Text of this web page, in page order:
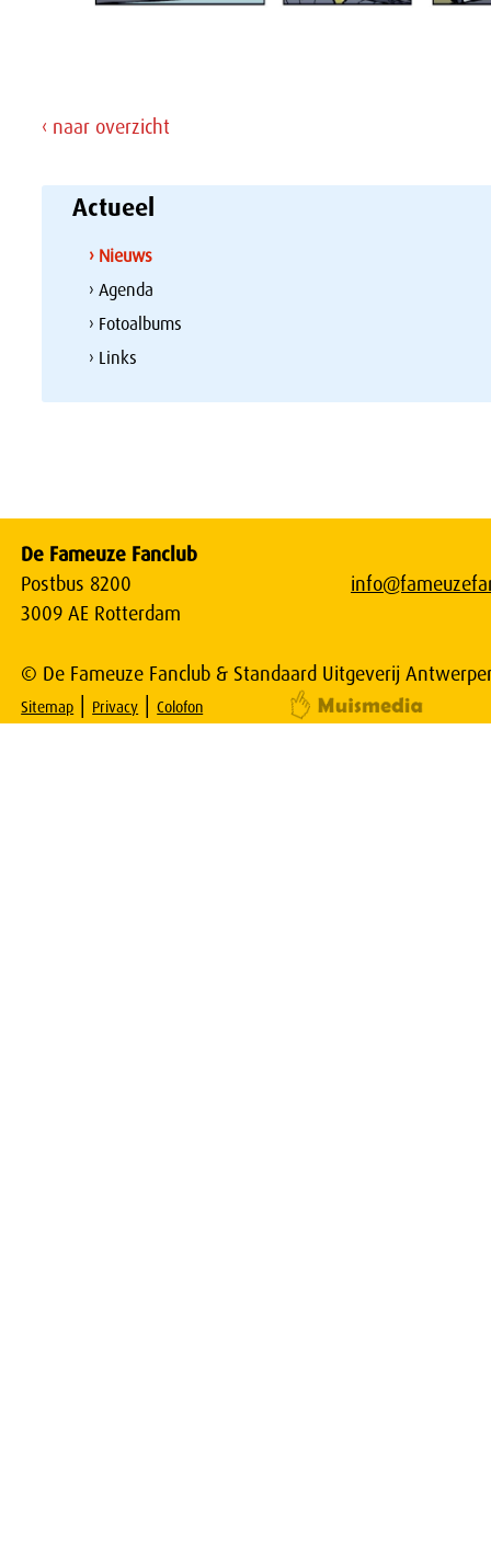
‹ naar overzicht
Actueel
› Nieuws
› Agenda
› Fotoalbums
› Links
De Fameuze Fanclub
Postbus 8200
3009 AE Rotterdam
© De Fameuze Fanclub & Standaard Uitgeverij
Sitemap | Privacy |Colofon